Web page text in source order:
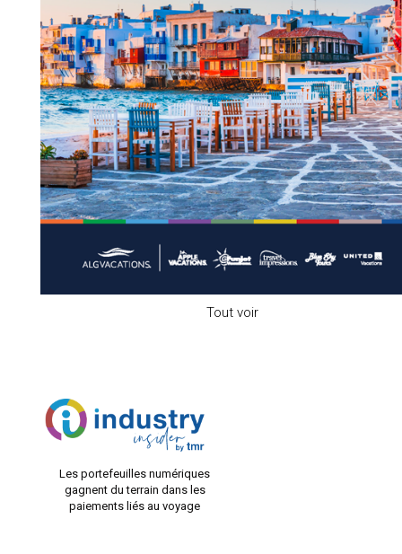
Tout voir
Les portefeuilles numériques
gagnent du terrain dans les
paiements liés au voyage